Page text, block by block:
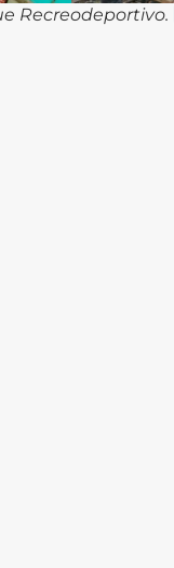
Recreodeportivo.